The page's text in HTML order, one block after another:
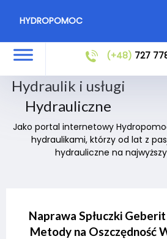
HYDROPOMOC
(+48) 727
Hydraulik i usługi
Hydrauliczne
Jako portal internetowy
hydraulikami, którzy od lat z
hydrauliczne na
Naprawa Spłuczki
Metody na Oszczędność